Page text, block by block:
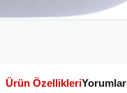
Ürün ÖzellikleriYorumlar